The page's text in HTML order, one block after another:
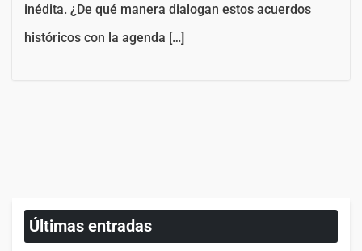
inédita. ¿De qué manera dialogan estos acuerdos
históricos con la agenda […]
Últimas entradas